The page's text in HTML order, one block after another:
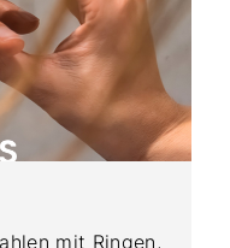
mit Ringen,